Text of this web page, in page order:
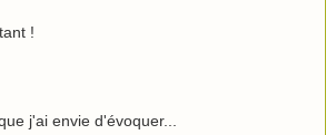
!
j'ai envie d'évoquer...